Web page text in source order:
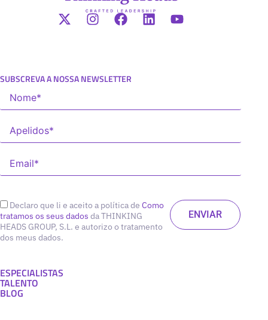
SUBSCREVA A NOSSA NEWSLETTER
Declaro que li e aceito a política de Como
tratamos os seus dados da THINKING
HEADS GROUP, S.L. e autorizo o tratamento
dos meus dados.
ESPECIALISTAS
TALENTO
BLOG